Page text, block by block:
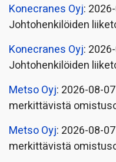
Konecranes Oyj:
Johtohenkilöiden
Konecranes Oyj:
Johtohenkilöiden
Metso Oyj: 2026-08-
merkittävistä
Metso Oyj: 2026-08-
merkittävistä